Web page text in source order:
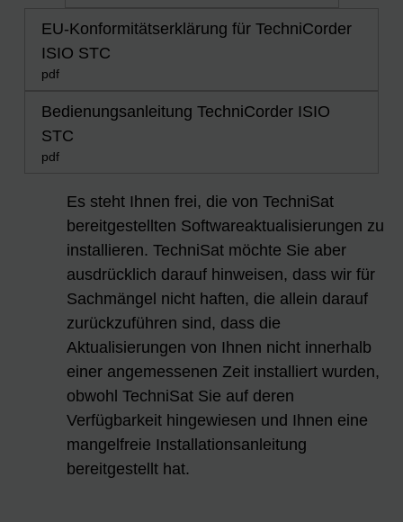
EU-Konformitätserklärung für TechniCorder
ISIO STC
pdf
Bedienungsanleitung TechniCorder ISIO
STC
pdf
Es steht Ihnen frei, die von TechniSat
bereitgestellten Softwareaktualisierungen zu
installieren. TechniSat möchte Sie aber
ausdrücklich darauf hinweisen, dass wir für
Sachmängel nicht haften, die allein darauf
zurückzuführen sind, dass die
Aktualisierungen von Ihnen nicht innerhalb
einer angemessenen Zeit installiert wurden,
obwohl TechniSat Sie auf deren
Verfügbarkeit hingewiesen und Ihnen eine
mangelfreie Installationsanleitung
bereitgestellt hat.